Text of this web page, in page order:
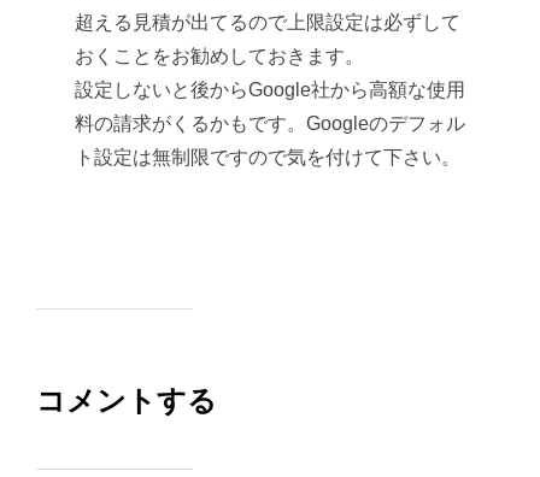
超える見積が出てるので上限設定は必ずして
おくことをお勧めしておきます。
設定しないと後からGoogle社から高額な使用
料の請求がくるかもです。Googleのデフォル
ト設定は無制限ですので気を付けて下さい。
コメントする